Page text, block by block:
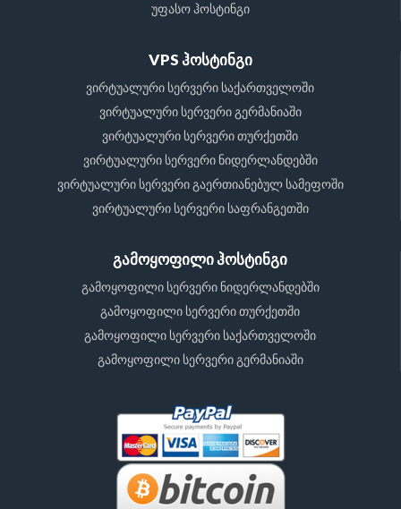
უფასო ჰოსტინგი
VPS ჰოსტინგი
ვირტუალური სერვერი საქართველოში
ვირტუალური სერვერი გერმანიაში
ვირტუალური სერვერი თურქეთში
ვირტუალური სერვერი ნიდერლანდებში
ვირტუალური სერვერი გაერთიანებულ სამეფოში
ვირტუალური სერვერი საფრანგეთში
გამოყოფილი ჰოსტინგი
გამოყოფილი სერვერი ნიდერლანდებში
გამოყოფილი სერვერი თურქეთში
გამოყოფილი სერვერი საქართველოში
გამოყოფილი სერვერი გერმანიაში